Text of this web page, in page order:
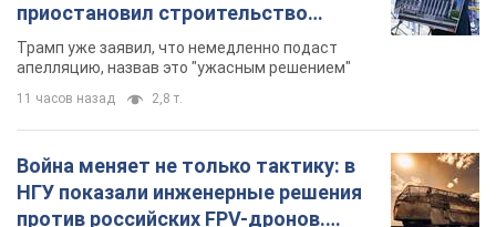
приостановил строительство
бального зала стоимостью 400 млн
долларов
Трамп уже заявил, что немедленно подаст
апелляцию, назвав это "ужасным решением"
11 часов назад 2,8 т.
Война меняет не только тактику: в
НГУ показали инженерные решения
против российских FPV-дронов.